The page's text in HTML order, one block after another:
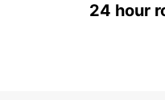
24 hour